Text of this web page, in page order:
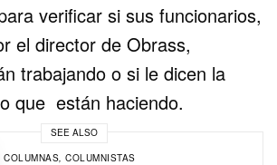
verificar si sus funcionarios,
el director de Obrass,
trabajando o si le dicen la
que están haciendo.
SEE ALSO
COLUMNAS COLUMNISTAS